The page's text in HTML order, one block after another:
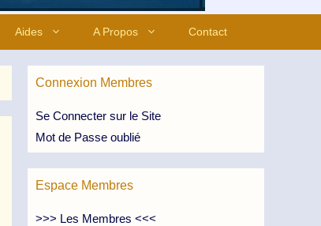
Aides A Propos Contact
Connexion Membres
Se Connecter sur le Site
Mot de Passe oublié
Espace Membres
>>> Les Membres <<<